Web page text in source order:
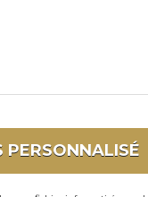
PERSONNALISÉ